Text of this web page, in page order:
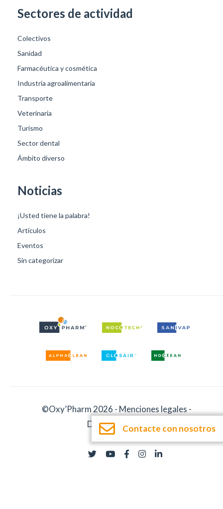
Sectores de actividad
Colectivos
Sanidad
Farmacéutica y cosmética
Industria agroalimentaria
Transporte
Veterinaria
Turismo
Sector dental
Ámbito diverso
Noticias
¡Usted tiene la palabra!
Artículos
Eventos
Sin categorizar
©Oxy’Pharm 2026 - Menciones legales -
DocumentaciónContacte con nosotros